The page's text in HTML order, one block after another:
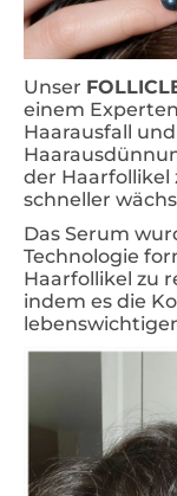
Unser
einem
Haarausfall
der Haarfollikel
schneller
Das Serum
Technologie
Haarfollikel zu
indem es die